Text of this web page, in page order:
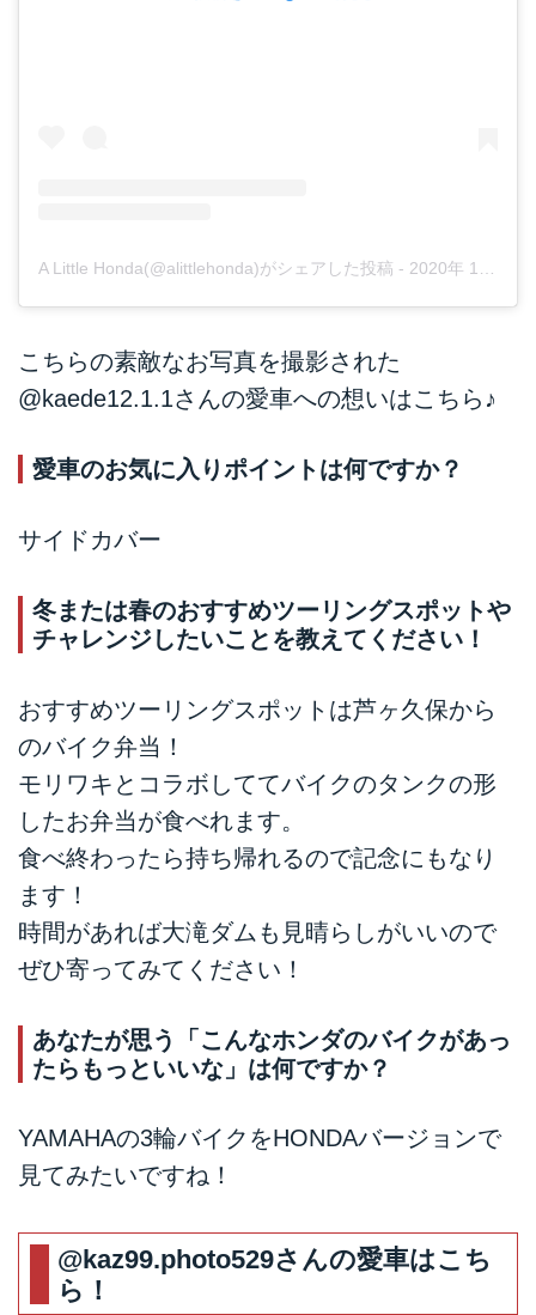
A Little Honda(@alittlehonda)がシェアした投稿 - 2020年 1月月31日午前3時35分PST
こちらの素敵なお写真を撮影された
@kaede12.1.1さんの愛車への想いはこちら♪
愛車のお気に入りポイントは何ですか？
サイドカバー
冬または春のおすすめツーリングスポットや
チャレンジしたいことを教えてください！
おすすめツーリングスポットは芦ヶ久保から
のバイク弁当！
モリワキとコラボしててバイクのタンクの形
したお弁当が食べれます。
食べ終わったら持ち帰れるので記念にもなり
ます！
時間があれば大滝ダムも見晴らしがいいので
ぜひ寄ってみてください！
あなたが思う「こんなホンダのバイクがあっ
たらもっといいな」は何ですか？
YAMAHAの3輪バイクをHONDAバージョンで
見てみたいですね！
@kaz99.photo529さんの愛車はこち
ら！